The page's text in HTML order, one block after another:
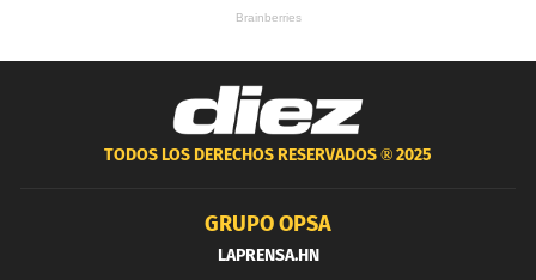
TODOS LOS DERECHOS RESERVADOS ®2025
GRUPO OPSA
LAPRENSA.HN